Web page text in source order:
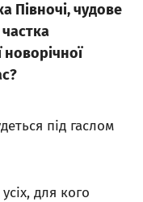
Півночі, чудове
під гаслом
для кого